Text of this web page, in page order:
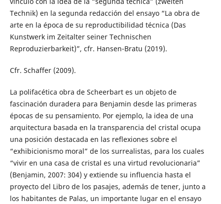
Technik) en la segunda redacción del ensayo “La obra de
arte en la época de su reproductibilidad técnica (Das
Kunstwerk im Zeitalter seiner Technischen
Reproduzierbarkeit)”, cfr. Hansen-Bratu (2019).
Cfr. Schaffer (2009).
La polifacética obra de Scheerbart es un objeto de
fascinación duradera para Benjamin desde las primeras
épocas de su pensamiento. Por ejemplo, la idea de una
arquitectura basada en la transparencia del cristal ocupa
una posición destacada en las reflexiones sobre el
“exhibicionismo moral” de los surrealistas, para los cuales
“vivir en una casa de cristal es una virtud revolucionaria”
(Benjamin, 2007: 304) y extiende su influencia hasta el
proyecto del Libro de los pasajes, además de tener, junto a
los habitantes de Palas, un importante lugar en el ensayo